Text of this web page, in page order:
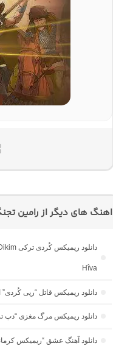
اهنگ های دیگر از رامین
Hîva
دانلود ریمیکس قاتل “رپی
دانلود ریمیکس مرگ مغزی “دپ
دانلود آهنگ عشق “ریمیکس